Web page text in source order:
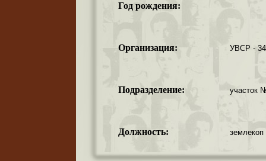
Год рождения:
Организация: УВСР -
Подразделение: участок
Должность: землекоп